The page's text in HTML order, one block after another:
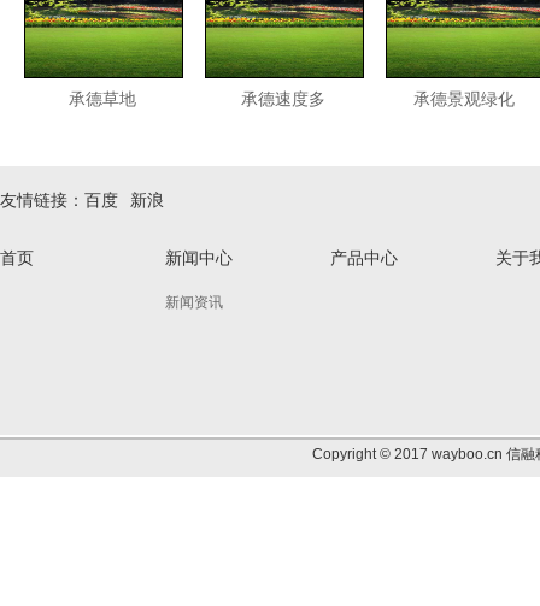
承德草地 承德速度多 承德景观绿化
友情链接： 百度 新浪
首页 新闻中心
新闻资讯
产品中心 关于
Copyright © 2017 wayboo.cn 信